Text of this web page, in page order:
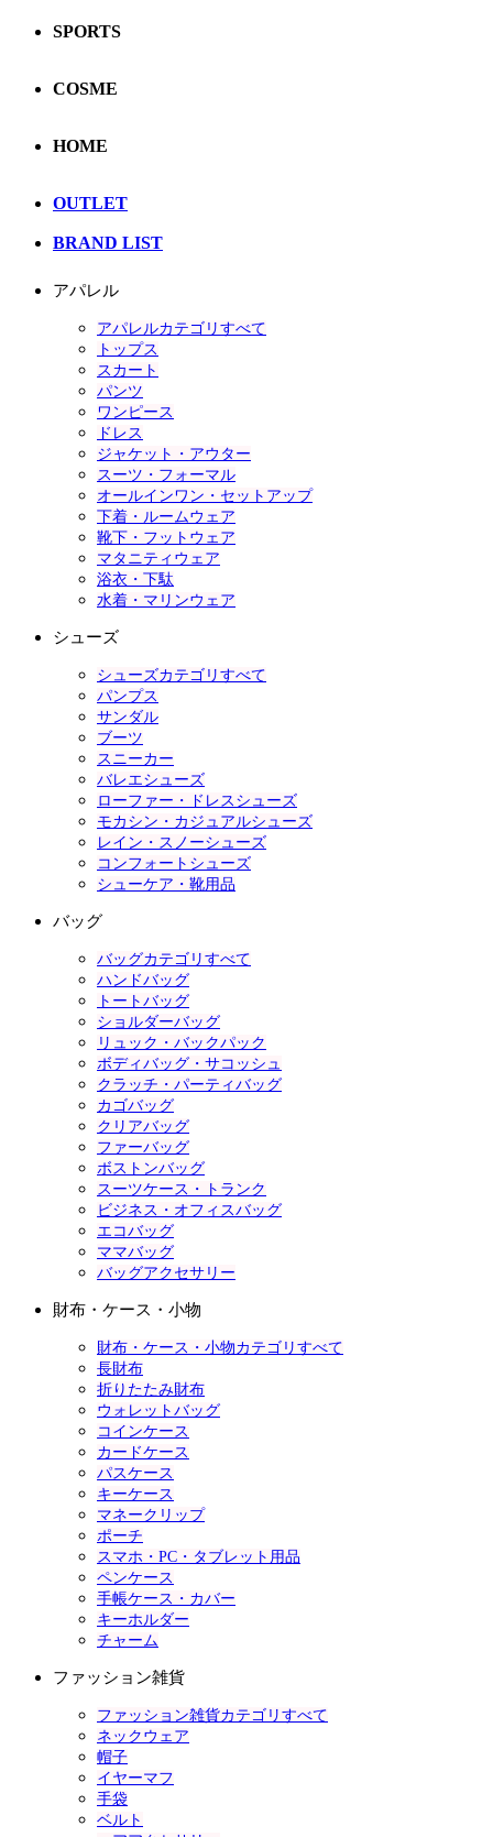
SPORTS
COSME
HOME
OUTLET
BRAND LIST
アパレル
アパレルカテゴリすべて
トップス
スカート
パンツ
ワンピース
ドレス
ジャケット・アウター
スーツ・フォーマル
オールインワン・セットアップ
下着・ルームウェア
靴下・フットウェア
マタニティウェア
浴衣・下駄
水着・マリンウェア
シューズ
シューズカテゴリすべて
パンプス
サンダル
ブーツ
スニーカー
バレエシューズ
ローファー・ドレスシューズ
モカシン・カジュアルシューズ
レイン・スノーシューズ
コンフォートシューズ
シューケア・靴用品
バッグ
バッグカテゴリすべて
ハンドバッグ
トートバッグ
ショルダーバッグ
リュック・バックパック
ボディバッグ・サコッシュ
クラッチ・パーティバッグ
カゴバッグ
クリアバッグ
ファーバッグ
ボストンバッグ
スーツケース・トランク
ビジネス・オフィスバッグ
エコバッグ
ママバッグ
バッグアクセサリー
財布・ケース・小物
財布・ケース・小物カテゴリすべて
長財布
折りたたみ財布
ウォレットバッグ
コインケース
カードケース
パスケース
キーケース
マネークリップ
ポーチ
スマホ・PC・タブレット用品
ペンケース
手帳ケース・カバー
キーホルダー
チャーム
ファッション雑貨
ファッション雑貨カテゴリすべて
ネックウェア
帽子
イヤーマフ
手袋
ベルト